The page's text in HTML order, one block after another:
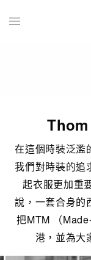
在這個時裝泛濫
我們對時裝的追
起衣服更加重
說，一套合身的
把MTM （
港，並為大